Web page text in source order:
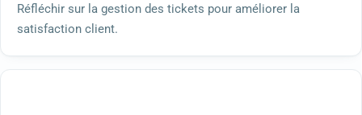
Réfléchir sur la gestion des tickets pour améliorer la
satisfaction client.